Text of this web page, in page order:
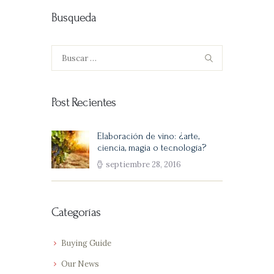
Busqueda
Buscar:
Post Recientes
Elaboración de vino: ¿arte,
ciencia, magia o tecnología?
septiembre 28, 2016
Categorías
Buying Guide
Our News